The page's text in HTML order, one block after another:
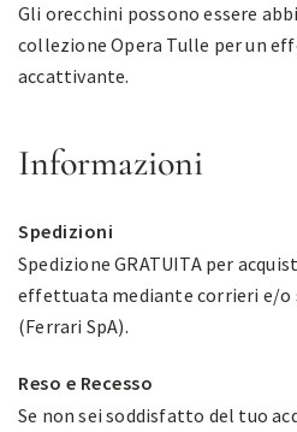
Gli orecchini possono essere
collezione Opera Tulle per un
accattivante.
Informazioni
Spedizioni
Spedizione GRATUITA per
effettuata mediante corrieri e/o
(Ferrari SpA).
Reso e Recesso
Se non sei soddisfatto del tuo